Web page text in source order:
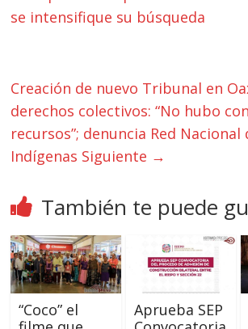
se intensifique su búsqueda
Creación de nuevo Tribunal en
derechos colectivos: “No hubo
recursos”; denuncia Red Nacional
Indígenas Siguiente →
También te puede
“Coco” el
Aprueba SEP